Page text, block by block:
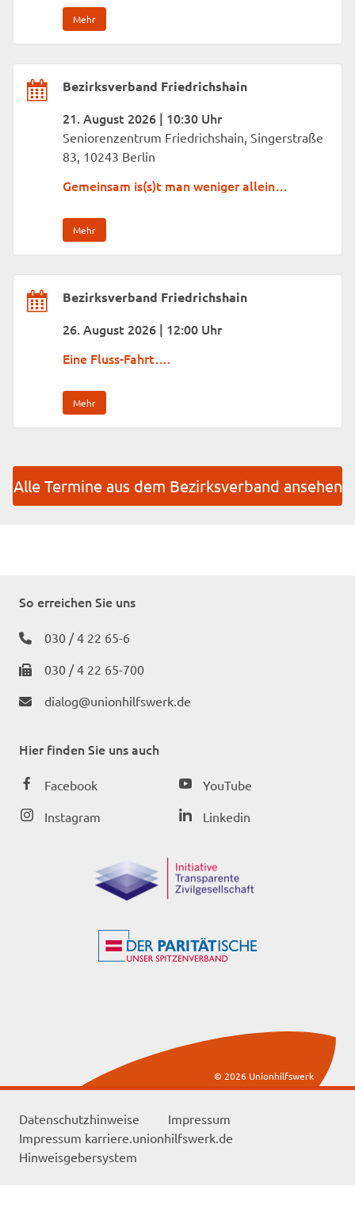
Mehr
Bezirksverband Friedrichshain
21. August 2026 | 10:30 Uhr
Seniorenzentrum Friedrichshain, Singerstraße
83, 10243 Berlin
Gemeinsam is(s)t man weniger allein…
Mehr
Bezirksverband Friedrichshain
26. August 2026 | 12:00 Uhr
Eine Fluss-Fahrt….
Mehr
Alle Termine aus dem Bezirksverband ansehen
So erreichen Sie uns
030 / 4 22 65-6
030 / 4 22 65-700
dialog@unionhilfswerk.de
Hier finden Sie uns auch
Facebook
Instagram
YouTube
Linkedin
© 2026 Unionhilfswerk
Datenschutzhinweise
Impressum
Impressum karriere.unionhilfswerk.de
Hinweisgebersystem